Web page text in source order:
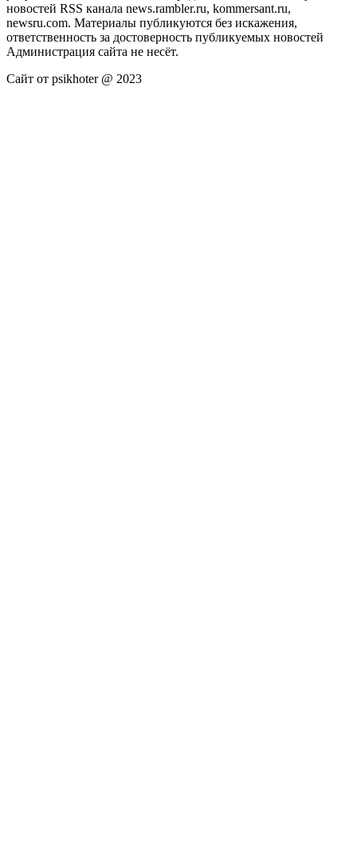
новостей RSS канала news.rambler.ru, kommersant.ru,
newsru.com. Материалы публикуются без искажения,
ответственность за достоверность публикуемых новостей
Администрация сайта не несёт.
Сайт от psikhoter @ 2023